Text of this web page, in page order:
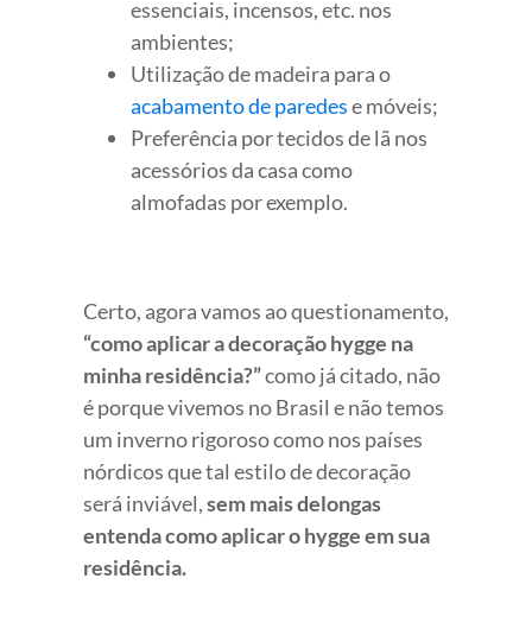
essenciais, incensos, etc. nos
ambientes;
Utilização de madeira para o
acabamento de paredese móveis;
Preferência por tecidos de lã nos
acessórios da casa como
almofadas por exemplo.
Certo, agora vamos ao questionamento,
“como aplicar a decoração hygge na
minha residência?”como já citado, não
é porque vivemos no Brasil e não temos
um inverno rigoroso como nos países
nórdicos que tal estilo de decoração
será inviável,sem mais delongas
entenda como aplicar o hygge em sua
residência.